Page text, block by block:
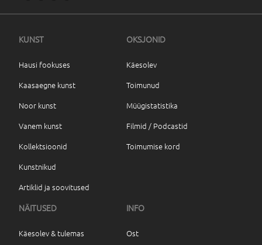
KUNST
Hausi fookuses
Kaasaegne kunst
Noor kunst
Vanem kunst
Kollektsioonid
Kunstnikud
Artiklid ja soovitused
OKSJONID
Käesolev
Toimunud
Müügistatistika
Filmid / Podcastid
Toimumise kord
NÄITUSED
Käesolev & tulemas
INFO
Ost